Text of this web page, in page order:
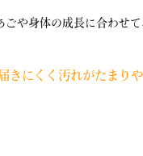
や身体の成長に合わせて
きにくく汚れがたまり